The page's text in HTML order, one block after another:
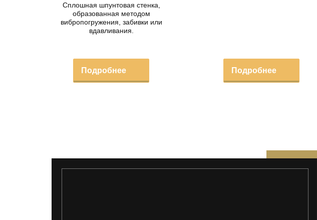
Сплошная шпунтовая стенка,
образованная методом
вибропогружения, забивки или
вдавливания.
Подробнее Подробнее